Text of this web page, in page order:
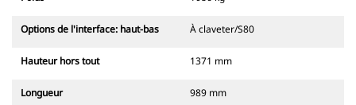
Options de l'interface: haut-bas À claveter/S80
Hauteur hors tout 1371 mm
Longueur 989 mm